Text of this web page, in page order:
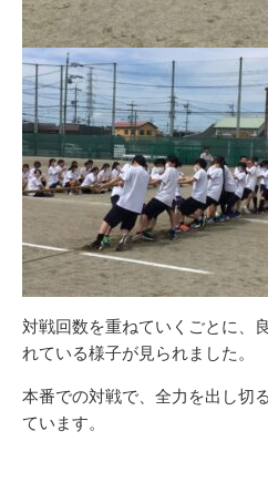
対戦回数を重ねていくごとに、
れている様子が見られました。
本番での対戦で、全力を出し切
ています。